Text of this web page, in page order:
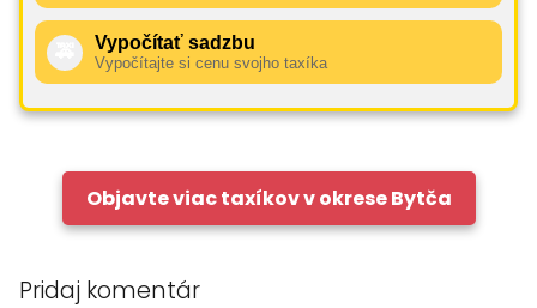
Vypočítať sadzbu
Vypočítajte si cenu svojho taxíka
Objavte viac taxíkov v okrese Bytča
Pridaj komentár